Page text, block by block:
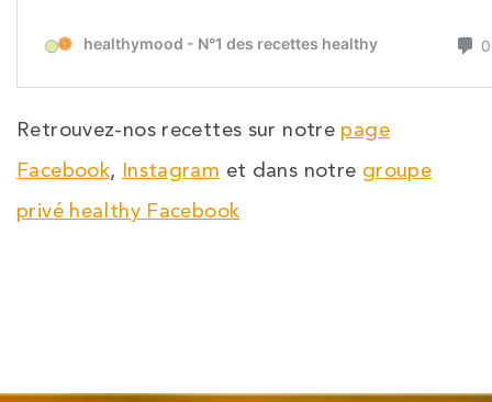
Retrouvez-nos recettes sur notre page
Facebook, Instagram et dans notre groupe
privé healthy Facebook